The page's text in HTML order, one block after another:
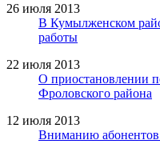
26 июля 2013
В Кумылженском
работы
22 июля 2013
О приостановлении
Фроловского района
12 июля 2013
Вниманию